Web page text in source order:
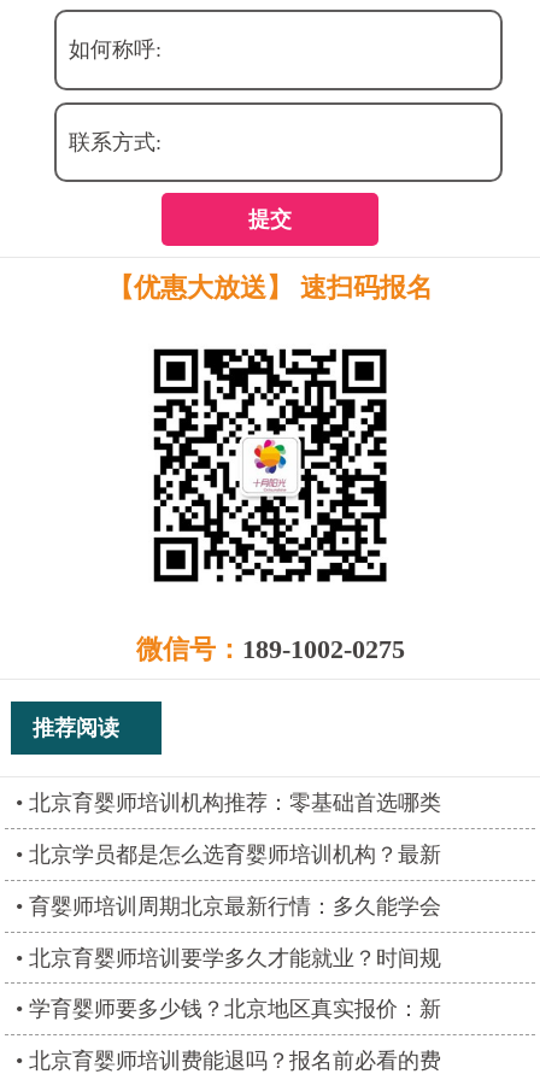
如何称呼:
联系方式:
提交
【优惠大放送】 速扫码报名
微信号： 189-1002-0275
推荐阅读
北京育婴师培训机构推荐：零基础首选哪类
北京学员都是怎么选育婴师培训机构？最新
育婴师培训周期北京最新行情：多久能学会
北京育婴师培训要学多久才能就业？时间规
学育婴师要多少钱？北京地区真实报价：新
北京育婴师培训费能退吗？报名前必看的费